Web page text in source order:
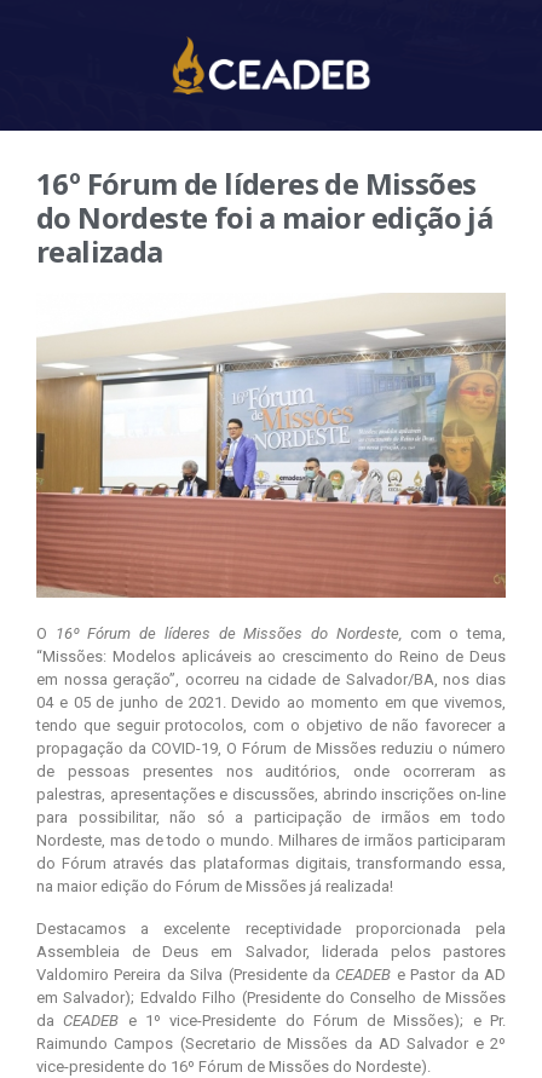
16º Fórum de líderes de Missões
do Nordeste foi a maior edição já
realizada
O 16º Fórum de líderes de Missões do Nordeste,
com o tema,
“Missões: Modelos aplicáveis ao crescimento do Reino de Deus
em nossa geração”, ocorreu na cidade de Salvador/BA, nos dias
04 e 05 de junho de 2021. Devido ao momento em que vivemos,
tendo que seguir protocolos, com o objetivo de não favorecer a
propagação da COVID-19, O Fórum de Missões reduziu o número
de pessoas presentes nos auditórios, onde ocorreram as
palestras, apresentações e discussões, abrindo inscrições on-line
para possibilitar, não só a participação de irmãos em todo
Nordeste, mas de todo o mundo. Milhares de irmãos participaram
do Fórum através das plataformas digitais, transformando essa,
na maior edição do Fórum de Missões já realizada!
Destacamos a excelente receptividade proporcionada pela
Assembleia de Deus em Salvador, liderada pelos pastores
Valdomiro Pereira da Silva (Presidente daCEADEB e Pastor da AD
em Salvador); Edvaldo Filho (Presidente do Conselho de Missões
da CEADEB e 1º vice-Presidente do Fórum de Missões); e Pr.
Raimundo Campos (Secretario de Missões da AD Salvador e 2º
vice-presidente do 16º Fórum de Missões do Nordeste).